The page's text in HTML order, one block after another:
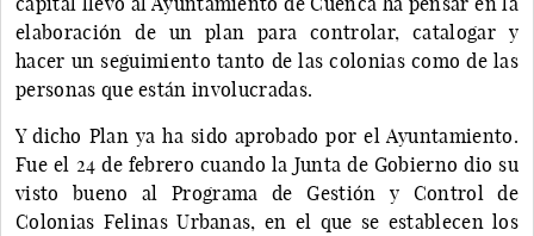
elaboración de un plan para controlar, catalogar y
hacer un seguimiento tanto de las colonias como de las
personas que están involucradas.
Y dicho Plan ya ha sido aprobado por el Ayuntamiento.
Fue el 24 de febrero cuando la Junta de Gobierno dio su
visto bueno al Programa de Gestión y Control de
Colonias Felinas Urbanas, en el que se establecen los